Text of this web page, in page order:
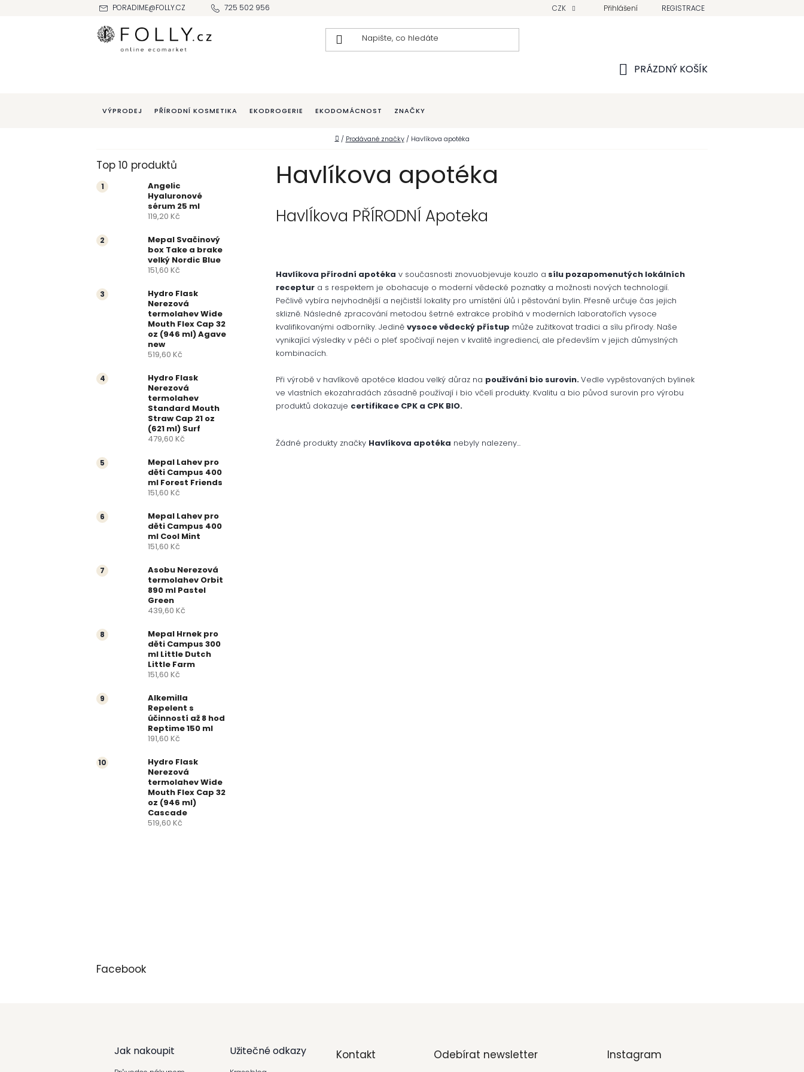
PORADIME@FOLLY.CZ 725 502 956 CZK Přihlášení REGISTRACE
PRÁZDNÝ KOŠÍK
VÝPRODEJ PŘÍRODNÍ KOSMETIKA EKODROGERIE EKODOMÁCNOST ZNAČKY
Domů
/ Prodávané značky / Havlíkova apotéka
P
o
t
a
p
e
Top 10 produktů
Angelic
Hyaluronové
sérum 25 ml
119,20 Kč
Mepal Svačinový
box Take a brake
velký Nordic Blue
151,60 Kč
Hydro Flask
Nerezová
termolahev Wide
Mouth Flex Cap 32
oz (946 ml) Agave
new
519,60 Kč
Hydro Flask
Nerezová
termolahev
Standard Mouth
Straw Cap 21 oz
(621 ml) Surf
479,60 Kč
Mepal Lahev pro
děti Campus 400
ml Forest Friends
151,60 Kč
Mepal Lahev pro
děti Campus 400
ml Cool Mint
151,60 Kč
Asobu Nerezová
termolahev Orbit
890 ml Pastel
Green
439,60 Kč
Mepal Hrnek pro
děti Campus 300
ml Little Dutch
Little Farm
151,60 Kč
Alkemilla
Repelent s
účinností až 8 hod
Reptime 150 ml
191,60 Kč
Hydro Flask
Nerezová
termolahev Wide
Mouth Flex Cap 32
oz (946 ml)
Cascade
519,60 Kč
Facebook
Havlíkova apotéka
HavlÍkova PŘÍRODNÍ Apoteka
Havlíkova přírodní apotéka v současnosti znovuobjevuje kouzlo a sílu pozapomenutých lokálních
receptur a s respektem je obohacuje o moderní vědecké poznatky a možnosti nových technologií.
Pečlivě vybíra nejvhodnější a nejčistší lokality pro umístění úlů i pěstování bylin. Přesně určuje čas jejich
sklizně. Následné zpracování metodou šetrné extrakce probíhá v moderních laboratořích vysoce
kvalifikovanými odborníky. Jediněvysoce vědecký přístup může zužitkovat tradici a sílu přírody. Naše
vynikající výsledky v péči o pleť spočívají nejen v kvalitě ingrediencí, ale především v jejich důmyslných
kombinacích.
Při výrobě v havlíkově apotéce kladou velký důraz na používání bio surovin.Vedle vypěstovaných bylinek
ve vlastních ekozahradách zásadně používají i bio včelí produkty. Kvalitu a bio původ surovin pro výrobu
produktů dokazuje certifikace CPK a CPK BIO.
Žádné produkty značky Havlíkova apotéka nebyly nalezeny...
Jak nakoupit Užitečné odkazy Kontakt Odebírat newsletter Instagram